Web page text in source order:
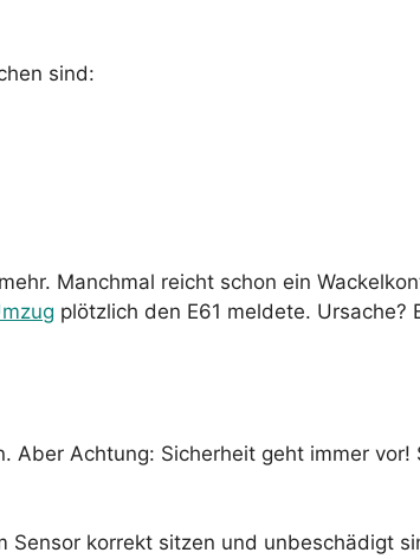
sind:
Manchmal reicht schon ein
plötzlich den E61 meldete. Ursache?
Achtung: Sicherheit geht immer vor!
Sensor korrekt sitzen und unbeschädigt